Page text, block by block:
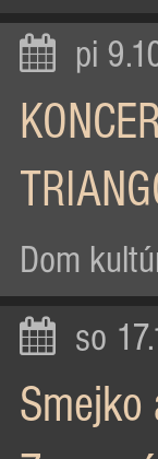
pi
Dom
so
Smejko